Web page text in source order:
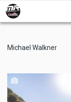
Skip
to
main
Michael Walkner